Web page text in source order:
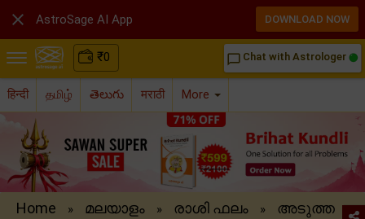
₹0 chat_bubble_outline Chat with Astrologer
हिन्दी தமிழ் తెలుగు मराठी More
Home » മലയാളം » രാശി ഫലം »
അടുത്ത
 AstroSage AI App DOWNLOAD NOW